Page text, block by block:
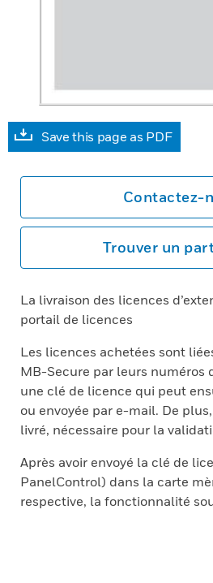
Save this page as PDF
Contactez-
Trouver un
La livraison des licences
portail de licences
Les licences achetées sont
MB-Secure par leurs numéros
une clé de licence qui peut
ou envoyée par e-mail. De
livré, nécessaire pour la
Après avoir envoyé la clé de
PanelControl) dans la carte
respective, la fonctionnalité